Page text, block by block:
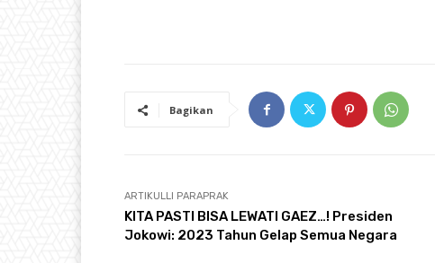
Bagikan
ARTIKULLI PARAPRAK
KITA PASTI BISA LEWATI GAEZ…! Presiden
Jokowi: 2023 Tahun Gelap Semua Negara